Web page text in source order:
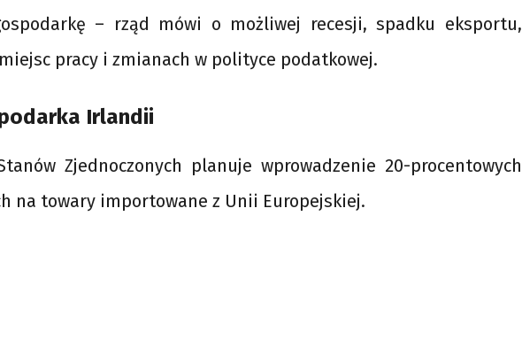
– rząd mówi o możliwej recesji, spadku eksportu,
pracy i zmianach w polityce podatkowej.
Irlandii
Zjednoczonych planuje wprowadzenie 20-procentowych
na towary importowane z Unii Europejskiej.